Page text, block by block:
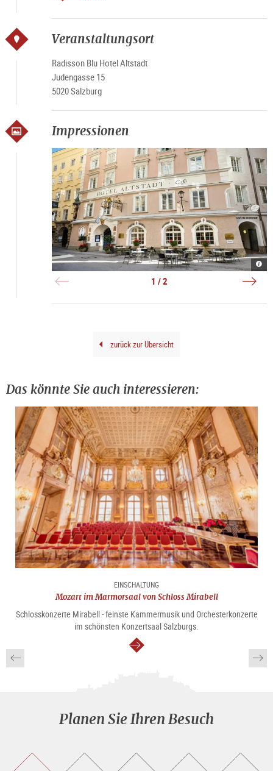
Veranstaltungsort
Radisson Blu Hotel Altstadt
Judengasse 15
5020 Salzburg
Impressionen
Blu
Blu
1 / 2
zurück zur Übersicht
Das könnte Sie auch interessieren:
EINSCHALTUNG
Mozart im Marmorsaal von Schloss Mirabell
Schlosskonzerte Mirabell - feinste Kammermusik und Orchesterkonzerte
im schönsten Konzertsaal Salzburgs.
weiter
Planen Sie Ihren Besuch